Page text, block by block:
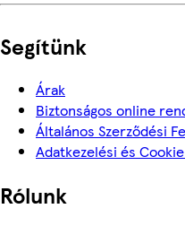
Segítünk
Árak
Biztonságos online
Általános Szerződési
Adatkezelési és
Rólunk